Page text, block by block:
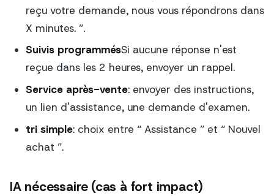
reçu votre demande, nous vous répondrons dans
X minutes. ”.
Suivis programmésSi aucune réponse n'est
reçue dans les 2 heures, envoyer un rappel.
Service après-vente: envoyer des instructions,
un lien d'assistance, une demande d'examen.
tri simple: choix entre “ Assistance ” et “ Nouvel
achat ”.
IA nécessaire (cas à fort impact)